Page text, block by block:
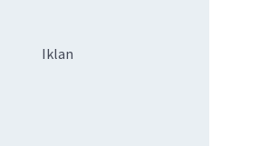
Iklan